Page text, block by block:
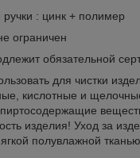
ручки : цинк + полимер
ограничен
обязательной
для чистки
кислотные и
изделия! Уход за
полувлажной тканью.